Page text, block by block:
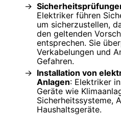
Elektriker führen
um sicherzustellen,
den geltenden
entsprechen. Sie
Verkabelungen und
Gefahren.
Installation von
Anlagen: Elektriker
Geräte wie
Sicherheitssysteme,
Haushaltsgeräte.